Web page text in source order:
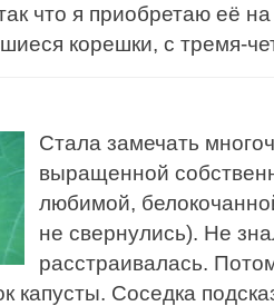
что я приобретаю её
корешки, с тремя-
Стала замечать
выращенной
любимой,
не свернулись). Не
расстраивалась.
капусты. Соседка